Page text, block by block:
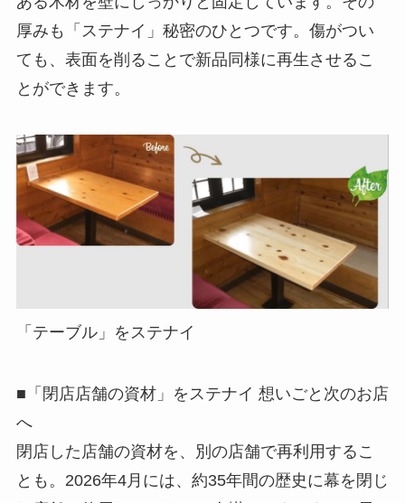
厚みも「ステナイ」秘密のひとつです。傷がつい
ても、表面を削ることで新品同様に再生させるこ
とができます。
「テーブル」をステナイ
■「閉店店舗の資材」をステナイ 想いごと次のお店
へ
閉店した店舗の資材を、別の店舗で再利用するこ
とも。2026年4月には、約35年間の歴史に幕を閉じ